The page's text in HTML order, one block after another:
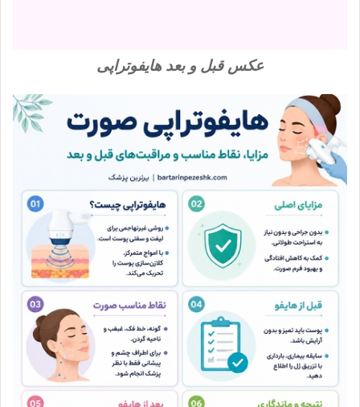
عکس قبل و بعد هایفوتراپی